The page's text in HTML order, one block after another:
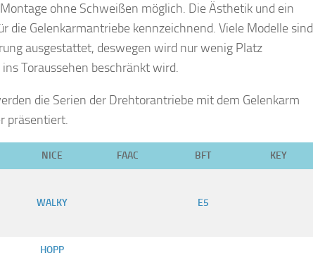
ohne Schweißen möglich. Die Ästhetik und ein
die Gelenkarmantriebe kennzeichnend. Viele Modelle sind
ausgestattet, deswegen wird nur wenig Platz
Toraussehen beschränkt wird.
die Serien der Drehtorantriebe mit dem Gelenkarm
präsentiert.
NICE FAAC BFT KEY
WALKY E5
HOPP